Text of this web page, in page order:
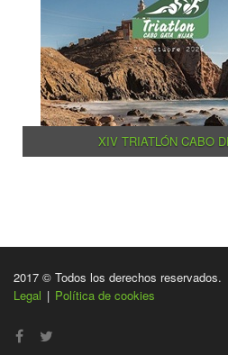
XIV TRIATLÓN CABO
2017 © Todos los derechos reservados.
Legal | Política de cookies